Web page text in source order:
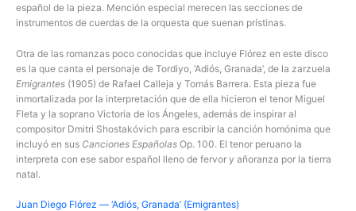
español de la pieza. Mención especial merecen las secciones de
instrumentos de cuerdas de la orquesta que suenan prístinas.
Otra de las romanzas poco conocidas que incluye Flórez en este disco
es la que canta el personaje de Tordiyo, ‘Adiós, Granada’, de la zarzuela
Emigrantes (1905) de Rafael Calleja y Tomás Barrera. Esta pieza fue
inmortalizada por la interpretación que de ella hicieron el tenor Miguel
Fleta y la soprano Victoria de los Ángeles, además de inspirar al
compositor Dmitri Shostakóvich para escribir la canción homónima que
incluyó en sus Canciones Españolas Op. 100. El tenor peruano la
interpreta con ese sabor español lleno de fervor y añoranza por la tierra
natal.
Juan Diego Flórez — ‘Adiós, Granada’ (Emigrantes)